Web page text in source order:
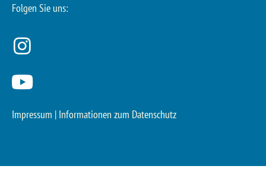
Folgen Sie uns:
Impressum | Informationen zum Datenschutz